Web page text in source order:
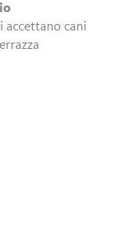
accettano cani